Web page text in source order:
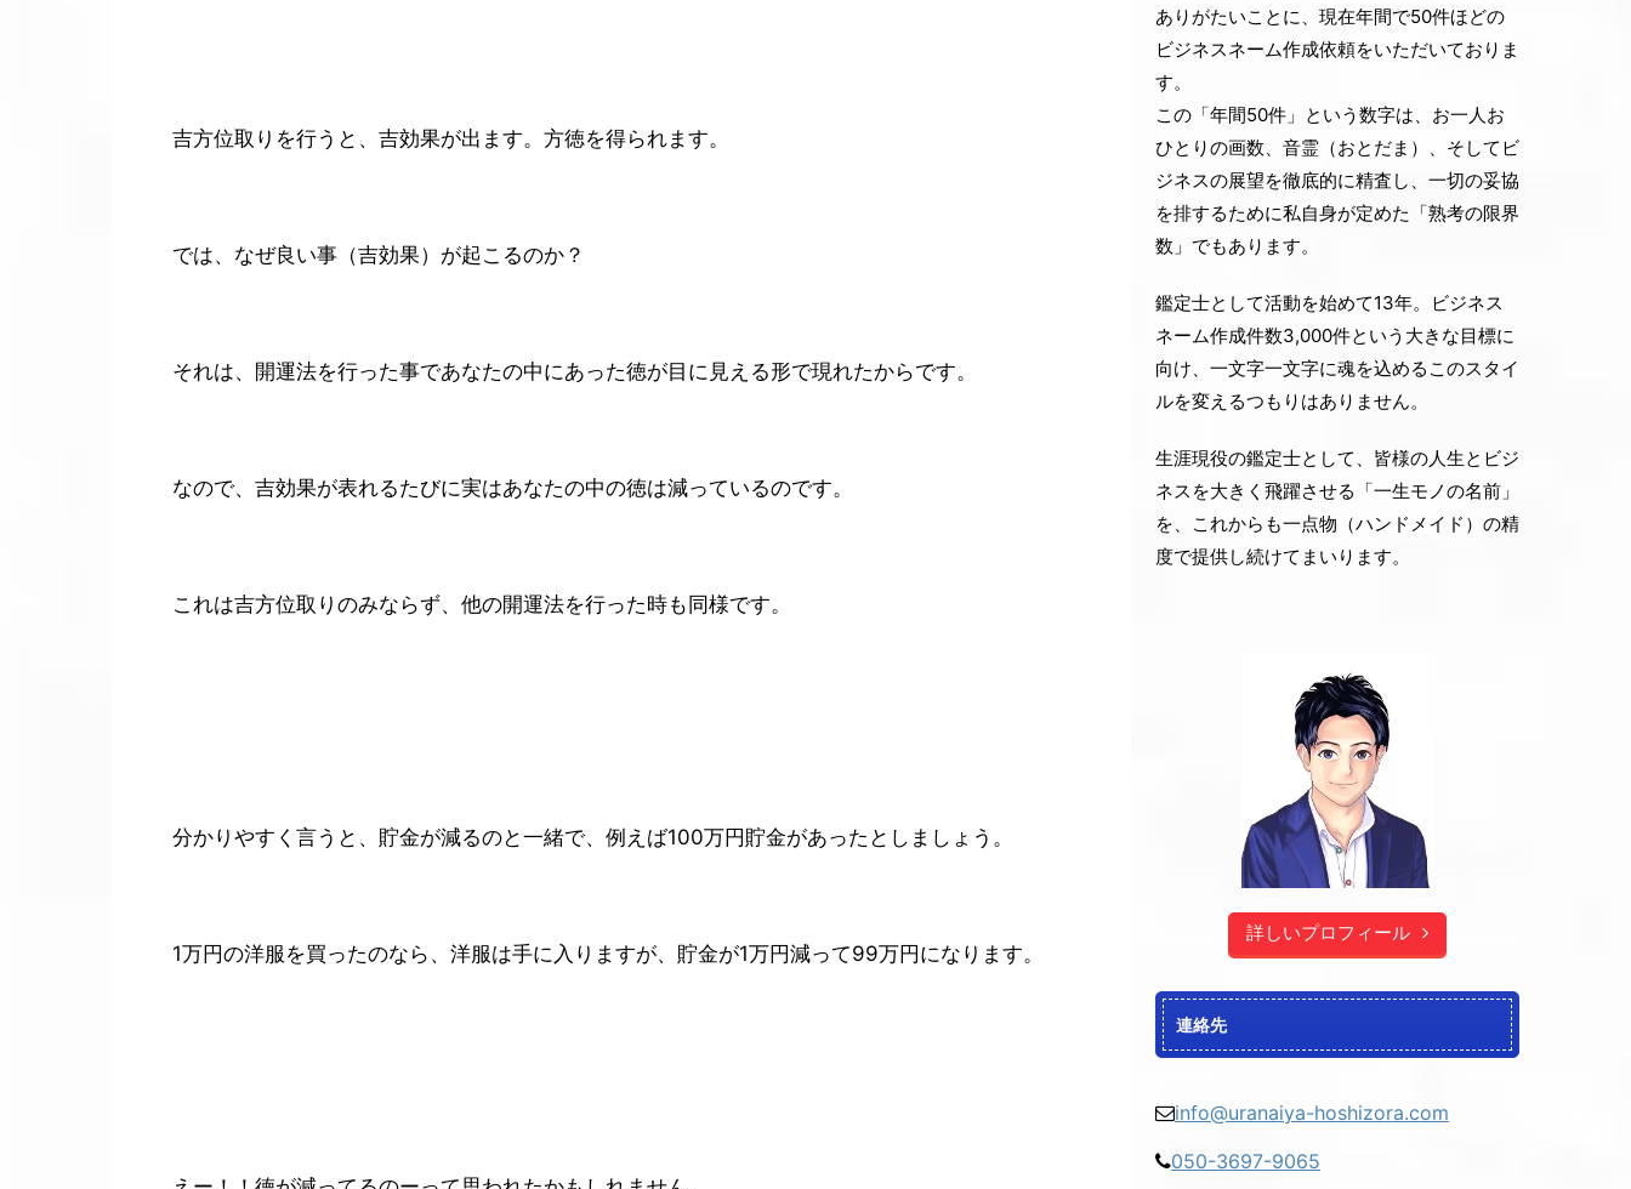
吉方位取りを行うと、吉効果が出ます。方徳を得られます。
では、なぜ良い事（吉効果）が起こるのか？
それは、開運法を行った事であなたの中にあった徳が目に見える形で現れたからです。
なので、吉効果が表れるたびに実はあなたの中の徳は減っているのです。
これは吉方位取りのみならず、他の開運法を行った時も同様です。
分かりやすく言うと、貯金が減るのと一緒で、例えば100万円貯金があったとしましょう。
1万円の洋服を買ったのなら、洋服は手に入りますが、貯金が1万円減って99万円になります。
ありがたいことに、現在年間で50件ほどの
ビジネスネーム作成依頼をいただいておりま
す。
この「年間50件」という数字は、お一人お
ひとりの画数、音霊（おとだま）、そしてビ
ジネスの展望を徹底的に精査し、一切の妥協
を排するために私自身が定めた「熟考の限界
数」でもあります。
鑑定士として活動を始めて13年。ビジネス
ネーム作成件数3,000件という大きな目標に
向け、一文字一文字に魂を込めるこのスタイ
ルを変えるつもりはありません。
生涯現役の鑑定士として、皆様の人生とビジ
ネスを大きく飛躍させる「一生モノの名前」
を、これからも一点物（ハンドメイド）の精
度で提供し続けてまいります。
詳しいプロフィール
連絡先
info@uranaiya-hoshizora.com
050-3697-9065